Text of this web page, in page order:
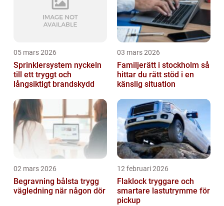
05 mars 2026
Sprinklersystem nyckeln
till ett tryggt och
långsiktigt brandskydd
03 mars 2026
Familjerätt i stockholm så
hittar du rätt stöd i en
känslig situation
02 mars 2026
Begravning bålsta trygg
vägledning när någon dör
12 februari 2026
Flaklock tryggare och
smartare lastutrymme för
pickup